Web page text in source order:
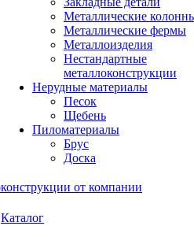
Металлические
Металлические фермы
Металлоизделия
Нестандартные
металлоконструкции
Нерудные материалы
Песок
Щебень
Пиломатериалы
Брус
Доска
Каталог